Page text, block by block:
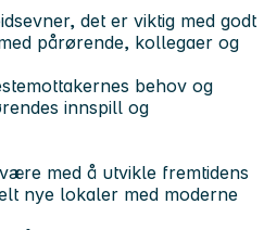
det er viktig med godt
pårørende, kollegaer og
behov og
innspill og
med å utvikle fremtidens
nye lokaler med moderne